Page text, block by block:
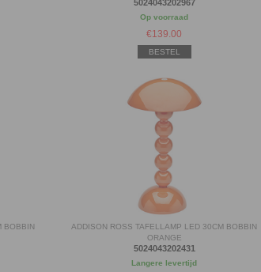
5024043202967
Op voorraad
€139.00
BESTEL
BOBBIN
ADDISON ROSS TAFELLAMP LED 30CM BOBBIN
ORANGE
5024043202431
Langere levertijd